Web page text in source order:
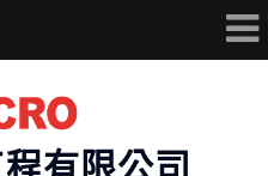
有限公司